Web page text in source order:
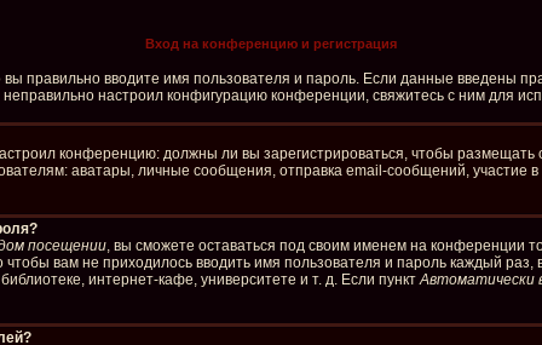
Вход на конференцию и регистрация
правильно вводите имя пользователя и пароль. Если данные введены
настроил конфигурацию конференции, свяжитесь с ним для
конференцию: должны ли вы зарегистрироваться, чтобы
аватары, личные сообщения, отправка email-сообщений, участие в
посещении, вы сможете оставаться под своим именем на конференции
чтобы вам не приходилось вводить имя пользователя и пароль каждый
интернет-кафе, университете и т. д. Если пунктАвтоматически